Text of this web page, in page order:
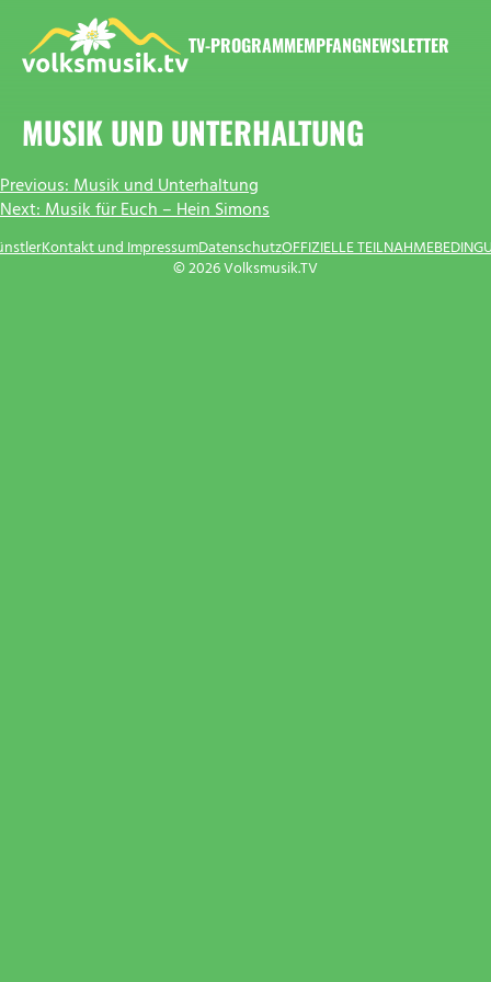
Inhalt
springen
TV-PROGRAMMEMPFANGNEWSLETTER
MUSIK UND UNTERHALTUNG
BEITRAGSNAVIGATION
Previous:Musik und Unterhaltung
Next:Musik für Euch – Hein Simons
© 2026 Volksmusik.TV
Kontakt und ImpressumDatenschutzOFFIZIELLE